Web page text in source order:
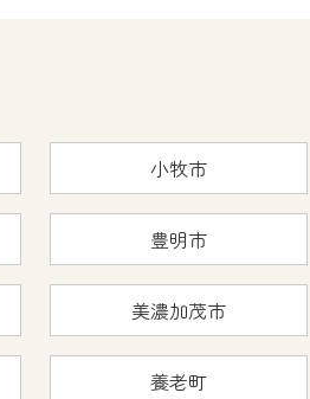
小牧市
豊明市
美濃加茂市
養老町